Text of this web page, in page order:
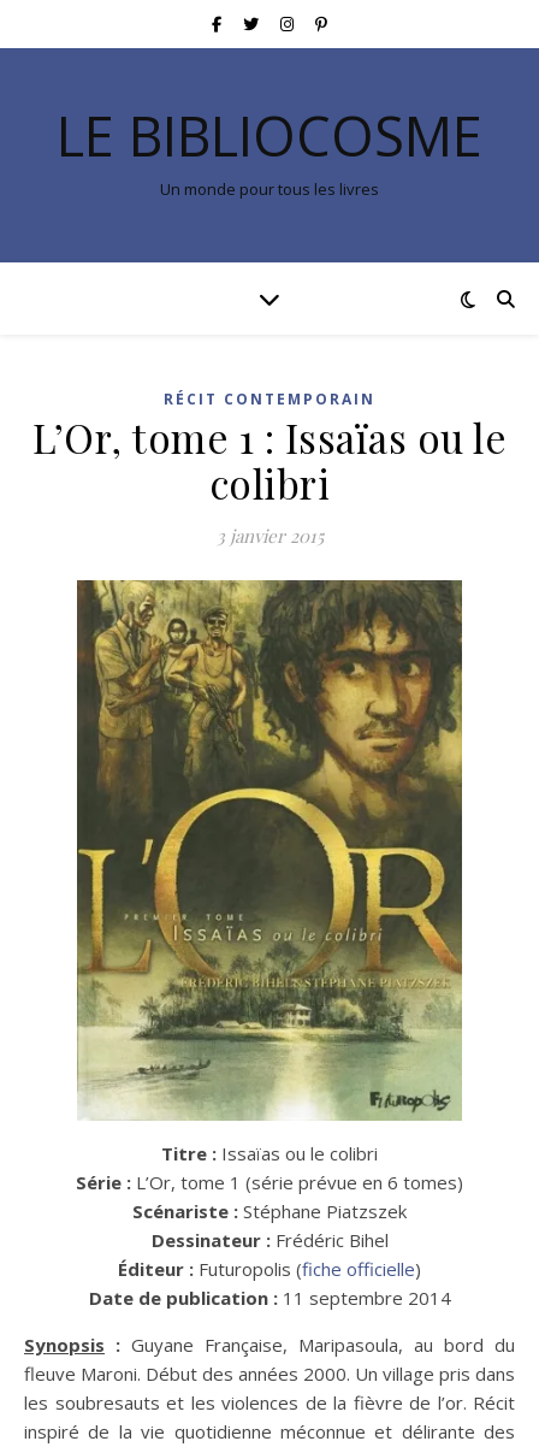
LE BIBLIOCOSME
Un monde pour tous les livres
RÉCIT CONTEMPORAIN
L’Or, tome 1 : Issaïas ou le
colibri
3 janvier 2015
Titre : Issaïas ou le colibri
Série : L’Or, tome 1 (série prévue en 6 tomes)
Scénariste : Stéphane Piatzszek
Dessinateur : Frédéric Bihel
Éditeur : Futuropolis (fiche officielle)
Date de publication : 11 septembre 2014
Synopsis : Guyane Française, Maripasoula, au bord du
fleuve Maroni. Début des années 2000. Un village pris dans
les soubresauts et les violences de la fièvre de l’or. Récit
inspiré de la vie quotidienne méconnue et délirante des